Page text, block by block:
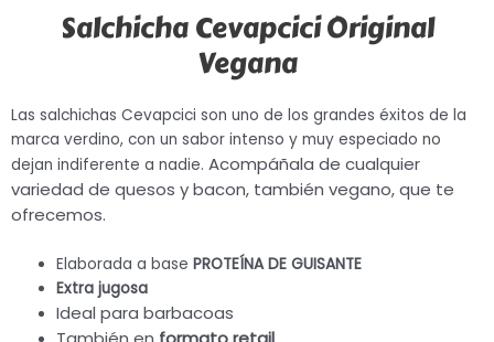
Salchicha Cevapcici Original
Vegana
Las salchichas Cevapcici son uno de los grandes éxitos de la
marca verdino, con un sabor intenso y muy especiado no
dejan indiferente a nadie. Acompáñala de cualquier
variedad de quesos y bacon, también vegano, que te
ofrecemos.
Elaborada a basePROTEÍNA DE GUISANTE
Extra jugosa
Ideal para barbacoas